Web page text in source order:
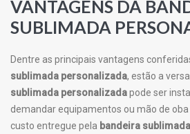
VANTAGENS DA
SUBLIMADA
Dentre as principais vantagens
sublimada personalizada, estão a
sublimada personalizadapode ser
demandar equipamentos ou mão de
custo entregue pela bandeira